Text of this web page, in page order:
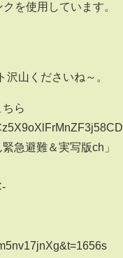
を使用しています。
山くださいね～。
ら
急避難＆実写版ch」